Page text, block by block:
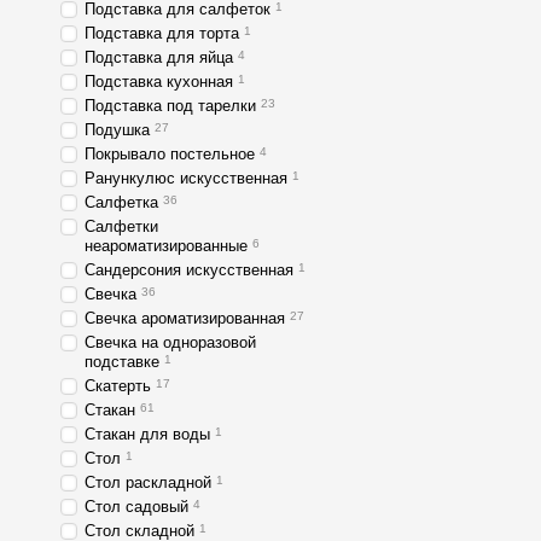
Подставка для салфеток 1
Подставка для торта 1
Подставка для яйца 4
Подставка кухонная 1
Подставка под тарелки 23
Подушка 27
Покрывало постельное 4
Ранункулюс искусственная 1
Салфетка 36
Салфетки
неароматизированные 6
Сандерсония искусственная 1
Свечка 36
Свечка ароматизированная 27
Свечка на одноразовой
подставке 1
Скатерть 17
Стакан 61
Стакан для воды 1
Стол 1
Стол раскладной 1
Стол садовый 4
Стол складной 1